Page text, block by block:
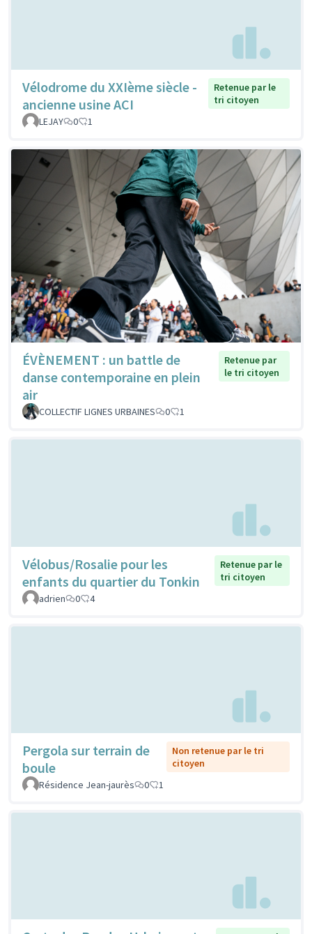
Vélodrome du XXIème siècle -
ancienne usine ACI
Retenue par le
tri citoyen
LEJAY
0 1
ÉVÈNEMENT : un battle de
danse contemporaine en plein
air
Retenue par
le tri citoyen
COLLECTIF LIGNES URBAINES 0 1
Vélobus/Rosalie pour les
enfants du quartier du Tonkin
Retenue par le
tri citoyen
adrien
0 4
Pergola sur terrain de
boule
Non retenue par le tri
citoyen
Résidence Jean-jaurès
0 1